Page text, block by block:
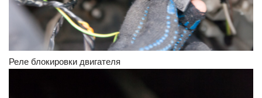
Реле блокировки двигателя